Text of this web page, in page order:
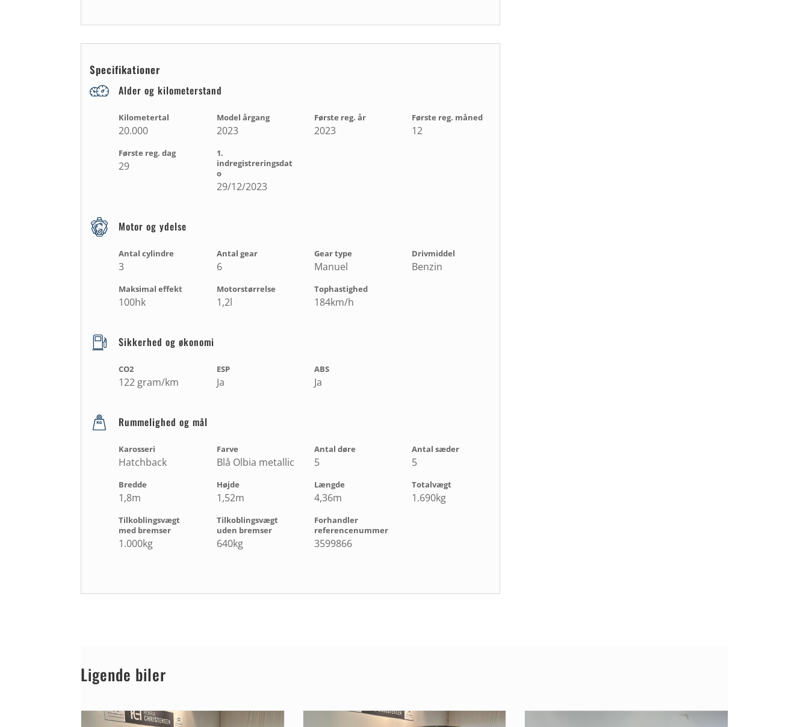
Specifikationer
Alder og kilometerstand
Kilometertal
20.000
Model årgang
2023
Første reg. år
2023
Første reg. måned
12
Første reg. dag
29
1.
indregistreringsdat
o
29/12/2023
Motor og ydelse
Antal cylindre
3
Antal gear
6
Gear type
Manuel
Drivmiddel
Benzin
Maksimal effekt
100hk
Motorstørrelse
1,2l
Tophastighed
184km/h
Sikkerhed og økonomi
CO2
122 gram/km
ESP
Ja
ABS
Ja
Rummelighed og mål
Karosseri
Hatchback
Farve
Blå Olbia metallic
Antal døre
5
Antal sæder
5
Bredde
1,8m
Højde
1,52m
Længde
4,36m
Totalvægt
1.690kg
Tilkoblingsvægt
med bremser
1.000kg
Tilkoblingsvægt
uden bremser
640kg
Forhandler
referencenummer
3599866
Ligende biler